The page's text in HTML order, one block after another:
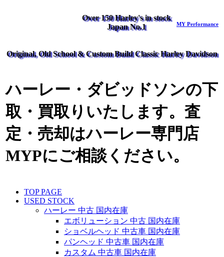
Over 150 Harley's in stock
Japan No.1
MY Performance
Original, Old School & Custom Build Classic Harley Davidson
ハーレー・ダビッドソンの下
取・買取りいたします。査
定・売却はハーレー専門店
MYPにご相談ください。
TOP PAGE
USED STOCK
ハーレー 中古 国内在庫
エボリューション 中古 国内在庫
ショベルヘッド 中古車 国内在庫
パンヘッド 中古車 国内在庫
カスタム 中古車 国内在庫